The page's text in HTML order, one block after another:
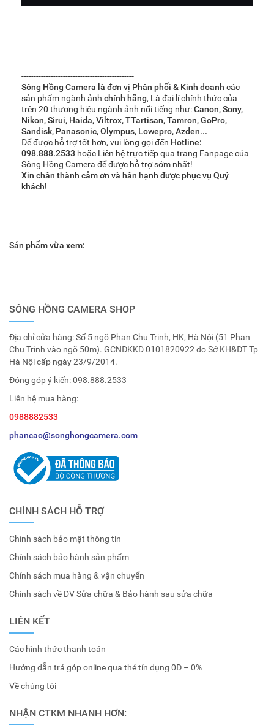
----------------------------------------------
Sông Hồng Camera là đơn vị Phân phối & Kinh doanh các
sản phẩm ngành ảnh chính hãng, Là đại lí chính thức của
trên 20 thương hiệu ngành ảnh nổi tiếng như:Canon, Sony,
Nikon, Sirui, Haida, Viltrox, TTartisan, Tamron, GoPro,
Sandisk, Panasonic, Olympus, Lowepro, Azden...
Để được hỗ trợ tốt hơn, vui lòng gọi đến Hotline:
098.888.2533 hoặc Liên hệ trực tiếp qua trang Fanpage của
Sông Hồng Camera để được hỗ trợ sớm nhất!
Xin chân thành cảm ơn và hân hạnh được phục vụ Quý
khách!
Sản phẩm vừa xem:
SÔNG HỒNG CAMERA SHOP
Địa chỉ cửa hàng: Số 5 ngõ Phan Chu Trinh, HK, Hà Nội (51 Phan
Chu Trinh vào ngõ 50m). GCNĐKKD 0101820922 do Sở KH&ĐT Tp
Hà Nội cấp ngày 23/9/2014.
Đóng góp ý kiến:098.888.2533
Liên hệ mua hàng:
0988882533
phancao@songhongcamera.com
CHÍNH SÁCH HỖ TRỢ
Chính sách bảo mật thông tin
Chính sách bảo hành sản phẩm
Chính sách mua hàng & vận chuyển
Chính sách về DV Sửa chữa & Bảo hành sau sửa chữa
LIÊN KẾT
Các hình thức thanh toán
Hướng dẫn trả góp online qua thẻ tín dụng 0Đ – 0%
Về chúng tôi
NHẬN CTKM NHANH HƠN: